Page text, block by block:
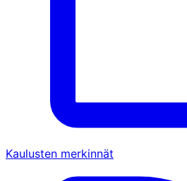
Kaulusten merkinnät